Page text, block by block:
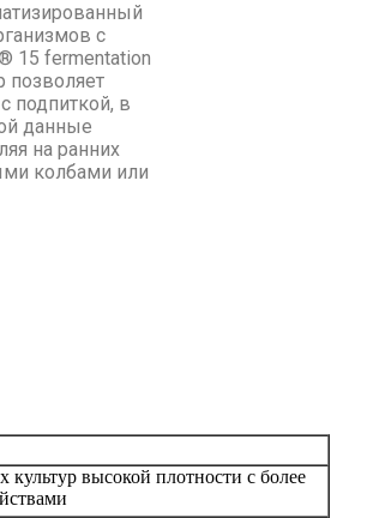
с
15 fermentation
позволяет
подпиткой, в
данные
на ранних
колбами или
культур высокой плотности с более